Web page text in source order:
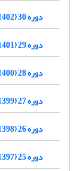
دوره 30 (1402)
دوره 29 (1401)
دوره 28 (1400)
دوره 27 (1399)
دوره 26 (1398)
دوره 25 (1397)